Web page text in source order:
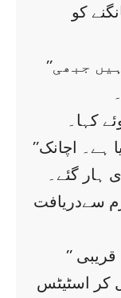
کو
’’امی لوگ بہت پریشان ہوتے ہیں جبھی
کہا۔
’’میرے ماموں جان کا انتقال ہو گیا ہے۔ اچانک
سےدریافت
’’ اچھا! فرض کرو کہ تمہارا کوئی قریبی
کر اسٹیٹس